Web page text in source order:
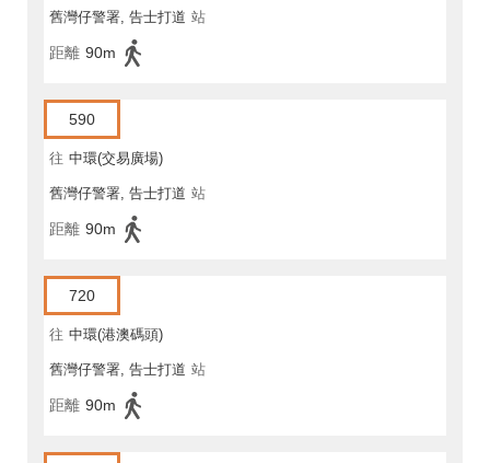
舊灣仔警署, 告士打道 站
距離 90m
590
往 中環(交易廣場)
舊灣仔警署, 告士打道 站
距離 90m
720
往 中環(港澳碼頭)
舊灣仔警署, 告士打道 站
距離 90m